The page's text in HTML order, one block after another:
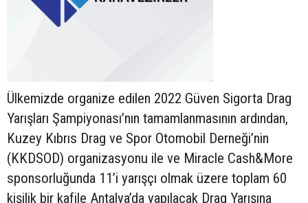
Ülkemizde organize edilen 2022 Güven Sigorta Drag
Yarışları Şampiyonası’nın tamamlanmasının ardından,
Kuzey Kıbrıs Drag ve Spor Otomobil Derneği’nin
(KKDSOD) organizasyonu ile ve Miracle Cash&More
sponsorluğunda 11’i yarışçı olmak üzere toplam 60
kişilik bir kafile Antalya’da yapılacak Drag Yarışına